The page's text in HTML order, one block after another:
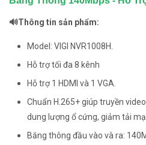
🔊Thông tin sản phẩm:
Model: VIGI NVR1008H.
Hỗ trợ tối đa 8 kênh
Hỗ trợ 1 HDMI và 1 VGA.
Chuẩn H.265+ giúp truyền
dung lượng ổ cứng, giảm tải
Băng thông đầu vào và ra: